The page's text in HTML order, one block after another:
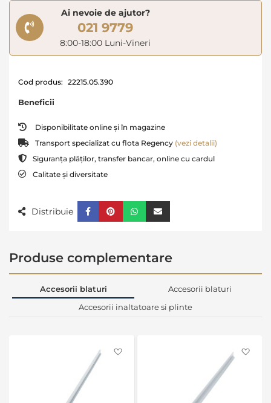
Ai nevoie de ajutor?
021 9779
8:00-18:00 Luni-Vineri
Cod produs: 22215.05.390
Beneficii
Disponibilitate online și în magazine
Transport specializat cu flota Regency (vezi detalii)
Siguranța plăților, transfer bancar, online cu cardul
Calitate și diversitate
Distribuie
Produse complementare
Accesorii blaturi
Accesorii blaturi
Accesorii inaltatoare si plinte